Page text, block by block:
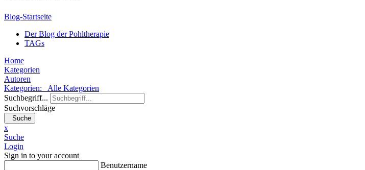
Blog-Startseite
Der Blog der Pohltherapie
TAGs
Home
Kategorien
Autoren
Kategorien:
Alle Kategorien
Suchbegriff...
Suchvorschläge
Suche
x
Suche
Login
Sign in to your account
Benutzername